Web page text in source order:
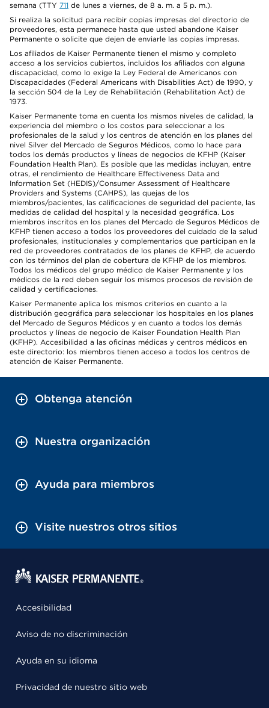
semana (TTY 711 de lunes a viernes, de 8 a. m. a 5 p. m.).
Si realiza la solicitud para recibir copias impresas del directorio de
proveedores, esta permanece hasta que usted abandone Kaiser
Permanente o solicite que dejen de enviarle las copias impresas.
Los afiliados de Kaiser Permanente tienen el mismo y completo
acceso a los servicios cubiertos, incluidos los afiliados con alguna
discapacidad, como lo exige la Ley Federal de Americanos con
Discapacidades (Federal Americans with Disabilities Act) de 1990, y
la sección 504 de la Ley de Rehabilitación (Rehabilitation Act) de
1973.
Kaiser Permanente toma en cuenta los mismos niveles de calidad, la
experiencia del miembro o los costos para seleccionar a los
profesionales de la salud y los centros de atención en los planes del
nivel Silver del Mercado de Seguros Médicos, como lo hace para
todos los demás productos y líneas de negocios de KFHP (Kaiser
Foundation Health Plan). Es posible que las medidas incluyan, entre
otras, el rendimiento de Healthcare Effectiveness Data and
Information Set (HEDIS)/Consumer Assessment of Healthcare
Providers and Systems (CAHPS), las quejas de los
miembros/pacientes, las calificaciones de seguridad del paciente, las
medidas de calidad del hospital y la necesidad geográfica. Los
miembros inscritos en los planes del Mercado de Seguros Médicos de
KFHP tienen acceso a todos los proveedores del cuidado de la salud
profesionales, institucionales y complementarios que participan en la
red de proveedores contratados de los planes de KFHP, de acuerdo
con los términos del plan de cobertura de KFHP de los miembros.
Todos los médicos del grupo médico de Kaiser Permanente y los
médicos de la red deben seguir los mismos procesos de revisión de
calidad y certificaciones.
Kaiser Permanente aplica los mismos criterios en cuanto a la
distribución geográfica para seleccionar los hospitales en los planes
del Mercado de Seguros Médicos y en cuanto a todos los demás
productos y líneas de negocio de Kaiser Foundation Health Plan
(KFHP). Accesibilidad a las oficinas médicas y centros médicos en
este directorio: los miembros tienen acceso a todos los centros de
atención de Kaiser Permanente.
Obtenga atención
Nuestra organización
Ayuda para miembros
Visite nuestros otros sitios
Accesibilidad
Aviso de no discriminación
Ayuda en su idioma
Privacidad de nuestro sitio web